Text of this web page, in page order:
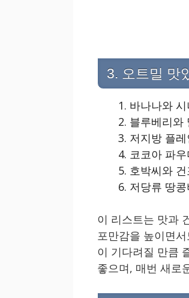
3. 오트밀 맛
바나나와
블루베리와
저지방 플
코코아 파
호박씨와
저당류 땅
이 리스트는 맛과
포만감을 높이면
이 기다려질 만큼
좋으며, 매번 새로